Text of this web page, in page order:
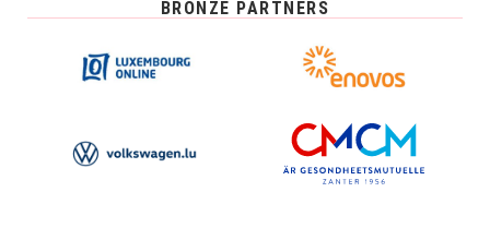
BRONZE PARTNERS